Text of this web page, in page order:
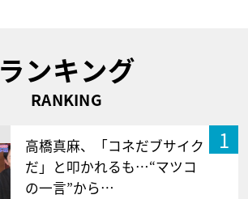
ランキング
RANKING
1
高橋真麻、「コネだブサイク
だ」と叩かれるも…“マツコ
の一言”から…